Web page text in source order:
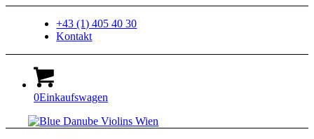
+43 (1) 405 40 30
Kontakt
0Einkaufswagen